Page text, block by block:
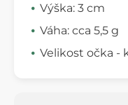
Výška: 3 cm
Váha: cca 5,5 g
Velikost očka -